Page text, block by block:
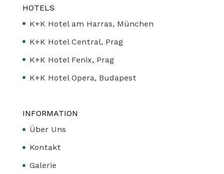
HOTELS
K+K Hotel am Harras, München
K+K Hotel Central, Prag
K+K Hotel Fenix, Prag
K+K Hotel Opera, Budapest
INFORMATION
Über Uns
Kontakt
Galerie